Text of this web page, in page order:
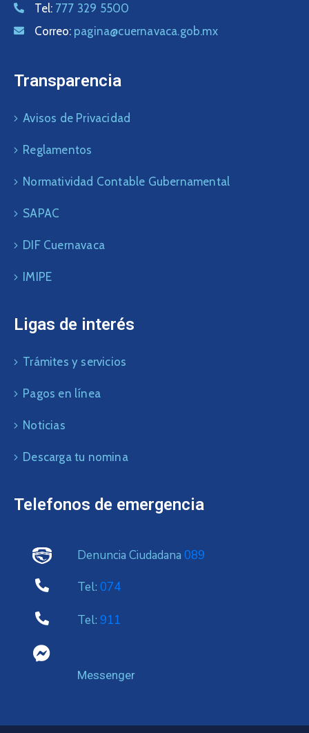
Tel: 777 329 5500
Correo: pagina@cuernavaca.gob.mx
Transparencia
Avisos de Privacidad
Reglamentos
Normatividad Contable Gubernamental
SAPAC
DIF Cuernavaca
IMIPE
Ligas de interés
Trámites y servicios
Pagos en línea
Noticias
Descarga tu nomina
Telefonos de emergencia
Denuncia Ciudadana 089
Tel: 074
Tel: 911
Messenger